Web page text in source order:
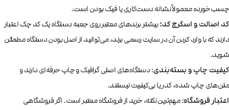
چسب‌خورده معمولاً نشانه دست‌کاری یا فیک بودن است.
کد اصالت و اسکرچ کد:بیشتر برندهای معتبر روی جعبه دستگاه یک کد چک اعتبار
دارند که با وارد کردن آن در سایت رسمی برند، می‌توانید از اصل بودن دستگاه مطمئن
شوید.
کیفیت چاپ و بسته‌بندی: دستگاه‌های اصلی گرافیک و چاپ حرفه‌ای دارند و
متن‌های چاپ شده، کدر یا بی‌کیفیت نیستند.
اعتبار فروشگاه: مهم‌ترین نکته، خرید از فروشگاه معتبر است. اگر فروشگاهی